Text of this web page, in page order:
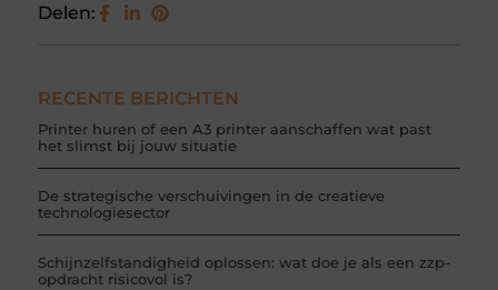
Delen:
RECENTE BERICHTEN
Printer huren of een A3 printer aanschaffen wat past
het slimst bij jouw situatie
De strategische verschuivingen in de creatieve
technologiesector
Schijnzelfstandigheid oplossen: wat doe je als een zzp-
opdracht risicovol is?